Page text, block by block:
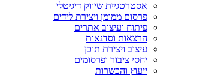
אסטרטגיית שיווק דיגיטלי
פרסום ממומן ויצירת לידים
פיתוח ועיצוב אתרים
הרצאות וסדנאות
עיצוב ויצירת תוכן
יחסי ציבור ופרסומים
ייעוץ והכשרות